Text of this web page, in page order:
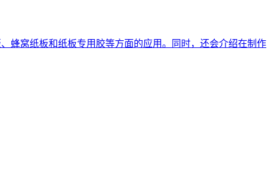
蜂窝纸板和纸板专用胶等方面的应用。同时，还会介绍在制作